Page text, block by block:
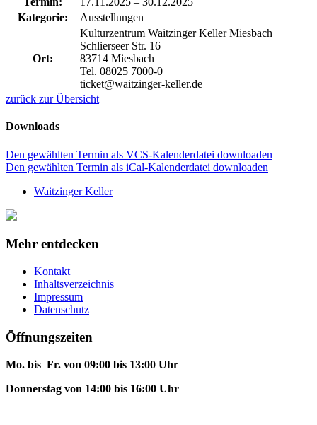
Kategorie:
Ausstellungen
Ort:
Kulturzentrum Waitzinger Keller Miesbach
Schlierseer Str. 16
83714 Miesbach
Tel. 08025 7000-0
ticket@waitzinger-keller.de
zurück zur Übersicht
Downloads
Den gewählten Termin als VCS-Kalenderdatei downloaden
Den gewählten Termin als iCal-Kalenderdatei downloaden
Waitzinger Keller
Mehr entdecken
Kontakt
Inhaltsverzeichnis
Impressum
Datenschutz
Öffnungszeiten
Mo. bis Fr. von 09:00 bis 13:00 Uhr
Donnerstag von 14:00 bis 16:00 Uhr